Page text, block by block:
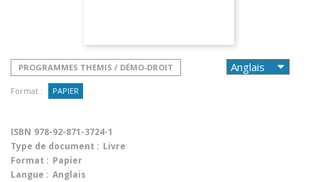
PROGRAMMES THEMIS / DÉMO-DROIT
Format : PAPIER
ISBN 978-92-871-3724-1
Type de document : Livre
Format : Papier
Langue : Anglais